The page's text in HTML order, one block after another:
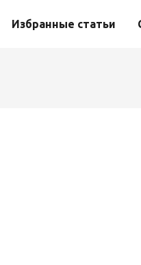
Избранные статьи